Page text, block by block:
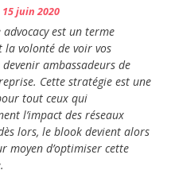
15 juin 2020
advocacy est un terme
la volonté de voir vos
devenir ambassadeurs de
Cette stratégie est une
tout ceux qui
l’impact des réseaux
lors, le blook devient alors
moyen d’optimiser cette